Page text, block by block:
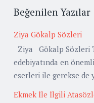
Beğenilen Yazılar
Ziya Gökalp Sözleri
Ziya Gökalp Sözleri
edebiyatında en
eserleri ile gerekse de
Ekmek İle İlgili